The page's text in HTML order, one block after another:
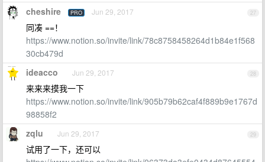
27
cheshire PRO Jun 29, 2017
同凑 ==！
https://www.notion.so/invite/link/78c8758458264d1b84e1f568
30cb479d
28
ideacco Jun 29, 2017
来来来摸我一下
https://www.notion.so/invite/link/905b79b62caf4f889b9e1767d
98858f2
29
zqlu Jun 29, 2017
试用了一下，还可以